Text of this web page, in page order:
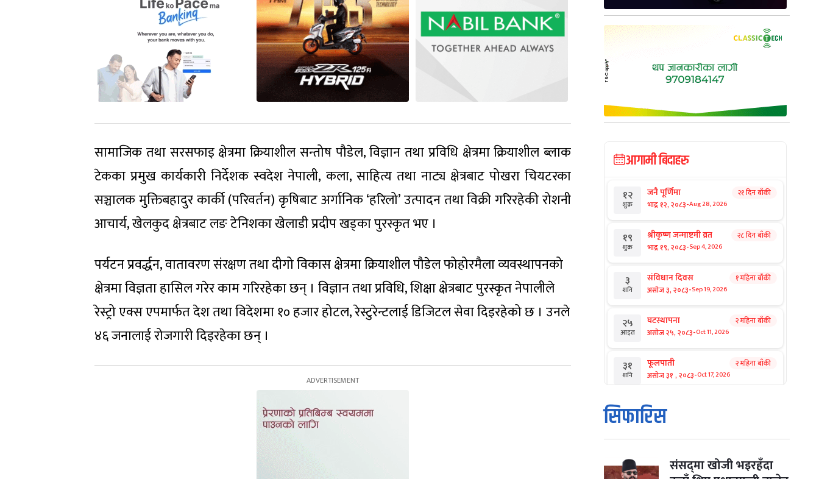
सामाजिक तथा सरसफाइ क्षेत्रमा क्रियाशील सन्तोष पौडेल, विज्ञान तथा प्रविधि क्षेत्रमा क्रियाशील ब्लाक
टेकका प्रमुख कार्यकारी निर्देशक स्वदेश नेपाली, कला, साहित्य तथा नाट्य क्षेत्रबाट पोखरा चियटरका
सञ्चालक मुक्तिबहादुर कार्की (परिवर्तन) कृषिबाट अर्गानिक ‘हरिलो’ उत्पादन तथा विक्री गरिरहेकी रोशनी
आचार्य, खेलकुद क्षेत्रबाट लङ टेनिशका खेलाडी प्रदीप खड्का पुरस्कृत भए ।
पर्यटन प्रवर्द्धन, वातावरण संरक्षण तथा दीगो विकास क्षेत्रमा क्रियाशील पौडेल फोहोरमैला व्यवस्थापनको
क्षेत्रमा विज्ञता हासिल गरेर काम गरिरहेका छन् । विज्ञान तथा प्रविधि, शिक्षा क्षेत्रबाट पुरस्कृत नेपालीले
रेस्ट्रो एक्स एपमार्फत देश तथा विदेशमा १० हजार होटल, रेस्टुरेन्टलाई डिजिटल सेवा दिइरहेको छ । उनले
४६ जनालाई रोजगारी दिइरहेका छन् ।
आगामी बिदाहरु
१२
शुक्र
जनै पूर्णिमा
भाद्र १२, २०८३-Aug 28, 2026
२१ दिन बाँकी
१९
शुक्र
श्रीकृष्ण जन्माष्टमी व्रत
भाद्र १९, २०८३-Sep 4, 2026
२८ दिन बाँकी
३
शनि
संविधान दिवस
असोज ३, २०८३-Sep 19, 2026
१ महिना बाँकी
२५
आइत
घटस्थापना
असोज २५, २०८३-Oct 11, 2026
२ महिना बाँकी
३१
शनि
फूलपाती
असोज ३१ , २०८३-Oct 17, 2026
२ महिना बाँकी
१
आइत
कार्तिक सङ्क्रान्ति
कार्तिक १, २०८३
मंगल कार्तिक ३, २०८३-Oct 20, 2026
सिफारिस
संसद्‌मा खोजी भइरहँदा